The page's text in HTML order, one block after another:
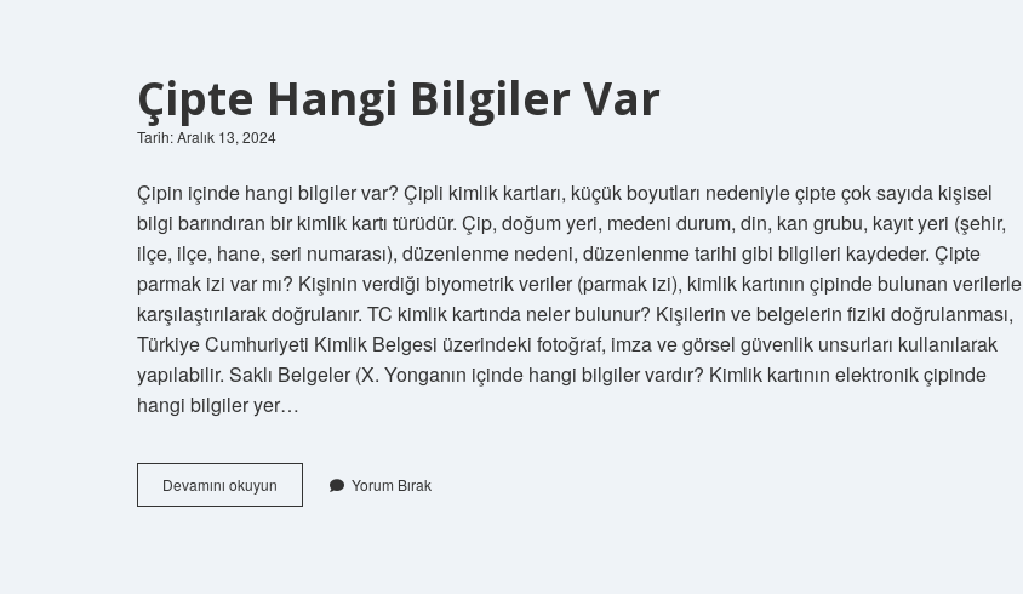
Çipte Hangi Bilgiler Var
Tarih: Aralık 13, 2024
Çipin içinde hangi bilgiler var? Çipli kimlik kartları, küçük boyutları nedeniyle çipte çok sayıda kişisel
bilgi barındıran bir kimlik kartı türüdür. Çip, doğum yeri, medeni durum, din, kan grubu, kayıt yeri (şehir,
ilçe, ilçe, hane, seri numarası), düzenlenme nedeni, düzenlenme tarihi gibi bilgileri kaydeder. Çipte
parmak izi var mı? Kişinin verdiği biyometrik veriler (parmak izi), kimlik kartının çipinde bulunan verilerle
karşılaştırılarak doğrulanır. TC kimlik kartında neler bulunur? Kişilerin ve belgelerin fiziki doğrulanması,
Türkiye Cumhuriyeti Kimlik Belgesi üzerindeki fotoğraf, imza ve görsel güvenlik unsurları kullanılarak
yapılabilir. Saklı Belgeler (X. Yonganın içinde hangi bilgiler vardır? Kimlik kartının elektronik çipinde
hangi bilgiler yer…
Devamını okuyun
Hangi
Yorum Bırak